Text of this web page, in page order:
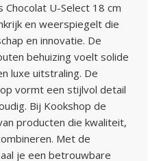
Chocolat U-Select 18 cm
en weerspiegelt die
en innovatie. De
behuizing voelt solide
luxe uitstraling. De
vormt een stijlvol detail
Bij Kookshop de
producten die kwaliteit,
Met de
je een betrouwbare